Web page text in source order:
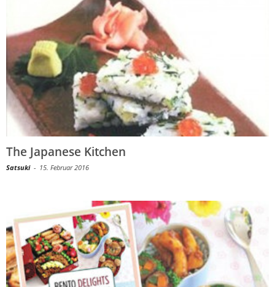
The Japanese Kitchen
Satsuki - 15. Februar 2016